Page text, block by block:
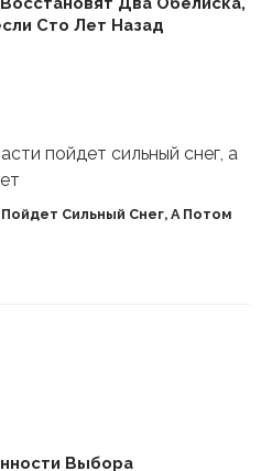
Сто Лет Назад
Сильный Снег, А Потом
Выбора